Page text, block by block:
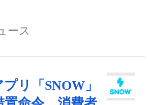
ース
リ「SNOW」